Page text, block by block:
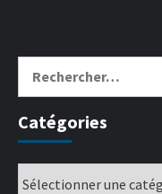
Catégories